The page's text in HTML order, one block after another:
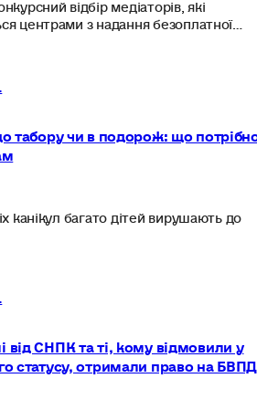
центрами з надання безоплатної…
табору чи в подорож: що
канікул багато дітей вирушають до
від СНПК та ті, кому відмовили у
статусу, отримали право на БВПД